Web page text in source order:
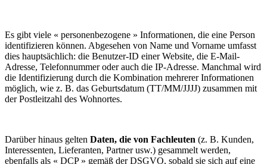
Es gibt viele « personenbezogene » Informationen, die eine Person
identifizieren können. Abgesehen von Name und Vorname umfasst
dies hauptsächlich: die Benutzer-ID einer Website, die E-Mail-
Adresse, Telefonnummer oder auch die IP-Adresse. Manchmal wird
die Identifizierung durch die Kombination mehrerer Informationen
möglich, wie z. B. das Geburtsdatum (TT/MM/JJJJ) zusammen mit
der Postleitzahl des Wohnortes.
Darüber hinaus gelten Daten, die von Fachleuten (z. B. Kunden,
Interessenten, Lieferanten, Partner usw.) gesammelt werden,
ebenfalls als « DCP » gemäß der DSGVO, sobald sie sich auf eine